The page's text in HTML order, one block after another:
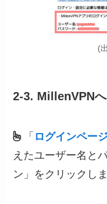
(
2-3. MillenVPN
「 ログインペー
えたユーザー名と
ン」をクリックしま